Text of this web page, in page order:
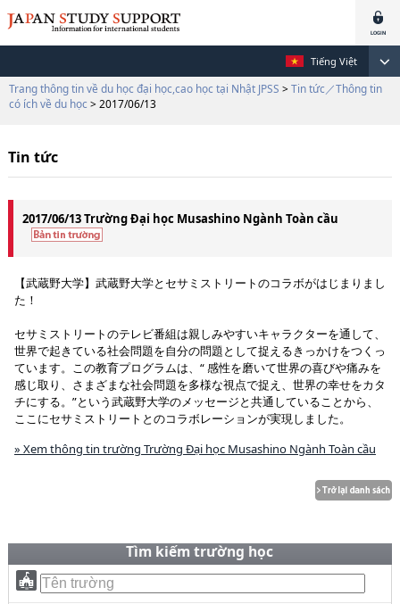
Tiếng Việt
Trang thông tin về du học đại học,cao học tại Nhật JPSS > Tin tức／Thông tin
có ích về du học > 2017/06/13
Tin tức
2017/06/13 Trường Đại học Musashino Ngành Toàn cầu
【武蔵野大学】武蔵野大学とセサミストリートのコラボがはじまりまし
た！
セサミストリートのテレビ番組は親しみやすいキャラクターを通して、
世界で起きている社会問題を自分の問題として捉えるきっかけをつくっ
ています。この教育プログラムは、“ 感性を磨いて世界の喜びや痛みを
感じ取り、さまざまな社会問題を多様な視点で捉え、世界の幸せをカタ
チにする。”という武蔵野大学のメッセージと共通していることから、
ここにセサミストリートとのコラボレーションが実現しました。
» Xem thông tin trường Trường Đại học Musashino Ngành Toàn cầu
Tìm kiếm trường học